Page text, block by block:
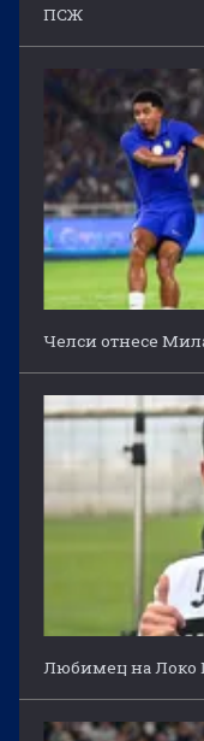
ПСЖ
Челси отнесе
Любимец на Локо